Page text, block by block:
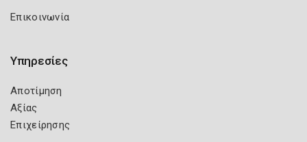
Επικοινωνία
Υπηρεσίες
Αποτίμηση
Αξίας
Επιχείρησης